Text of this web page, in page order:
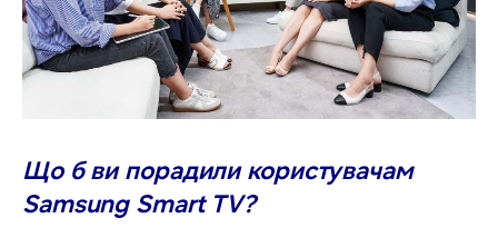
Що б ви порадили користувачам
Samsung Smart TV?